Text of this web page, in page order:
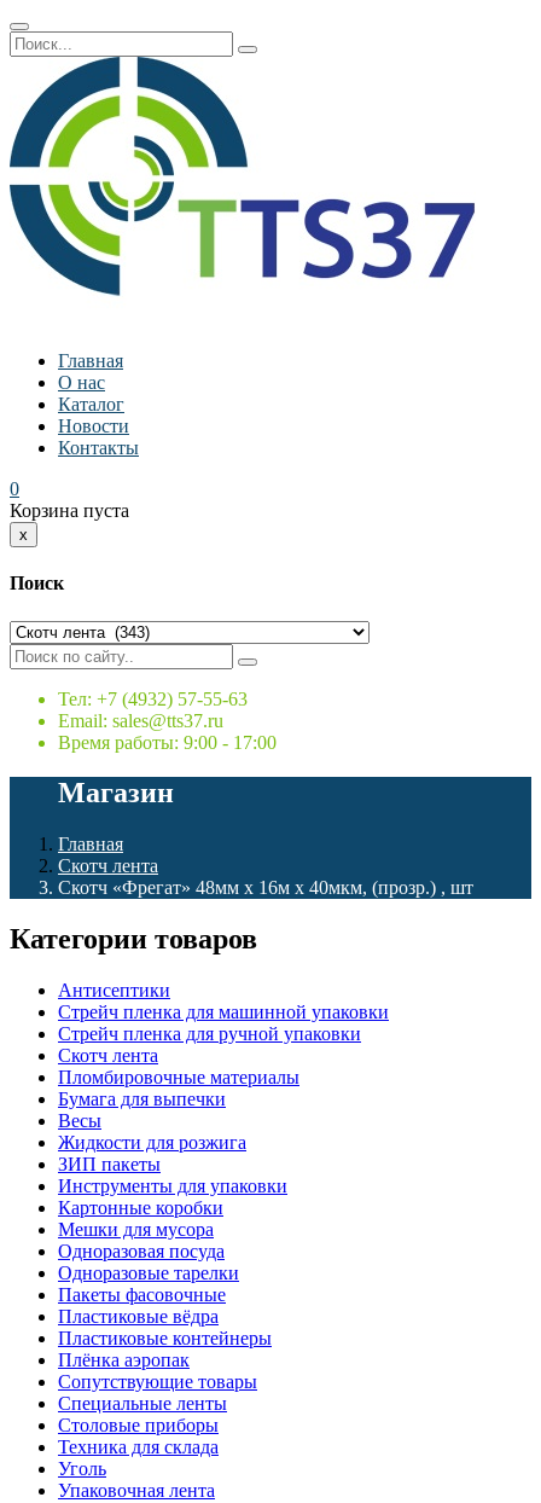
Главная
О нас
Каталог
Новости
Контакты
0
Корзина пуста
x
Поиск
Тел: +7 (4932) 57-55-63
Email: sales@tts37.ru
Время работы: 9:00 - 17:00
Магазин
Главная
Скотч лента
Скотч «Фрегат» 48мм х 16м х 40мкм, (прозр.) , шт
Категории товаров
Антисептики
Стрейч пленка для машинной упаковки
Стрейч пленка для ручной упаковки
Скотч лента
Пломбировочные материалы
Бумага для выпечки
Весы
Жидкости для розжига
ЗИП пакеты
Инструменты для упаковки
Картонные коробки
Мешки для мусора
Одноразовая посуда
Одноразовые тарелки
Пакеты фасовочные
Пластиковые вёдра
Пластиковые контейнеры
Плёнка аэропак
Сопутствующие товары
Специальные ленты
Столовые приборы
Техника для склада
Уголь
Упаковочная лента